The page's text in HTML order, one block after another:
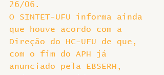
26/06.
O SINTET-UFU informa ainda
que houve acordo com a
Direção do HC-UFU de que,
com o fim do APH já
anunciado pela EBSERH,